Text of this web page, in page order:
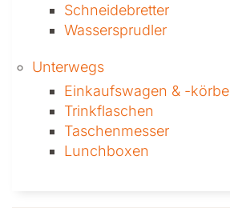
Schneidebretter
Wassersprudler
Unterwegs
Einkaufswagen & ­-körbe
Trinkflaschen
Taschen­messer
Lunchboxen